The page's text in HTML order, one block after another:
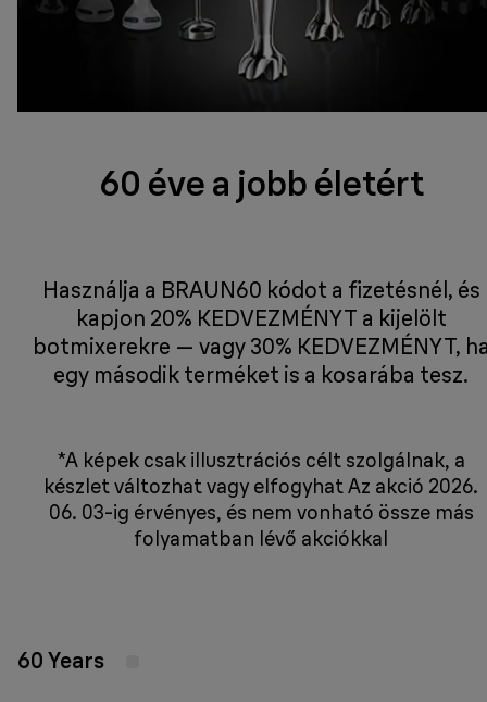
60 éve a jobb életért
Használja a BRAUN60 kódot a fizetésnél, és
kapjon 20% KEDVEZMÉNYT a kijelölt
botmixerekre — vagy 30% KEDVEZMÉNYT,
egy második terméket is a kosarába tesz.
*A képek csak illusztrációs célt szolgálnak, a
készlet változhat vagy elfogyhat Az akció 2026.
06. 03-ig érvényes, és nem vonható össze más
folyamatban lévő akciókkal
60 Years